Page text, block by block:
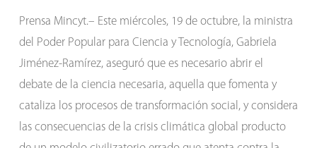
Prensa Mincyt.– Este miércoles, 19 de octubre, la ministra
del Poder Popular para Ciencia y Tecnología, Gabriela
Jiménez-Ramírez, aseguró que es necesario abrir el
debate de la ciencia necesaria, aquella que fomenta y
cataliza los procesos de transformación social, y considera
las consecuencias de la crisis climática global producto